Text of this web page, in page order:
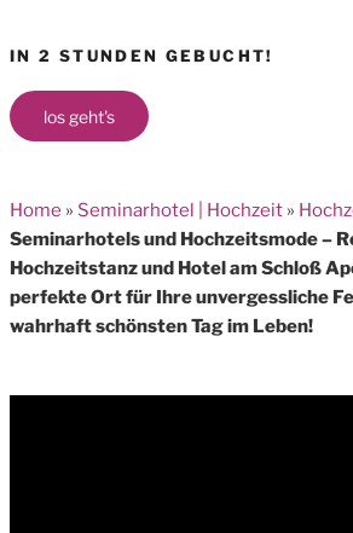
IN 2 STUNDEN GEBUCHT!
los geht's
Home » Seminarhotel | Hochzeit »
Seminarhotels und Hochzeitsmode –
Hochzeitstanz und Hotel am Schloß
perfekte Ort für Ihre unvergessliche
wahrhaft schönsten Tag im Leben!